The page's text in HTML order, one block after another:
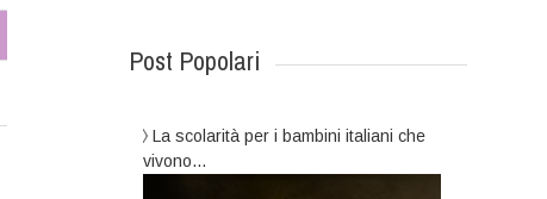
Post Popolari
La scolarità per i bambini italiani che
vivono…